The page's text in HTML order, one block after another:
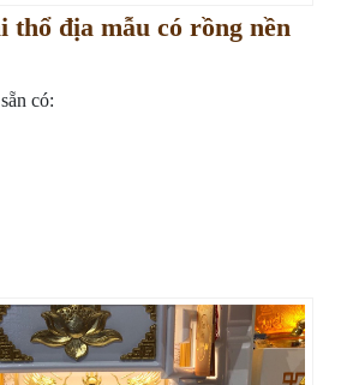
thổ địa mẫu có rồng nền
có: